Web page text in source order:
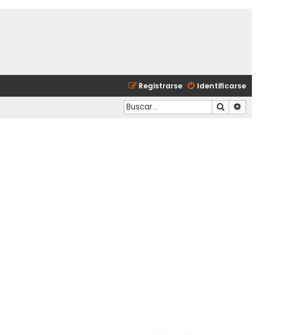
Identificarse
Registrarse
Buscar